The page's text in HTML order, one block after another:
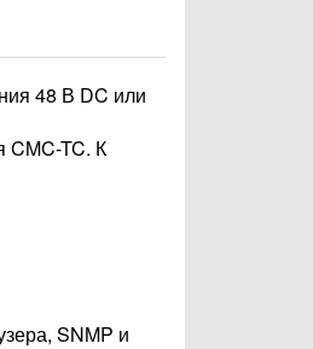
48 В DC или
CMC-TC. К
SNMP и